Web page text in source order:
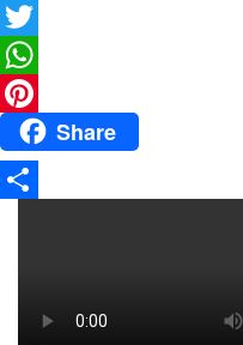
X
Twitter
WhatsApp
PinterestShare